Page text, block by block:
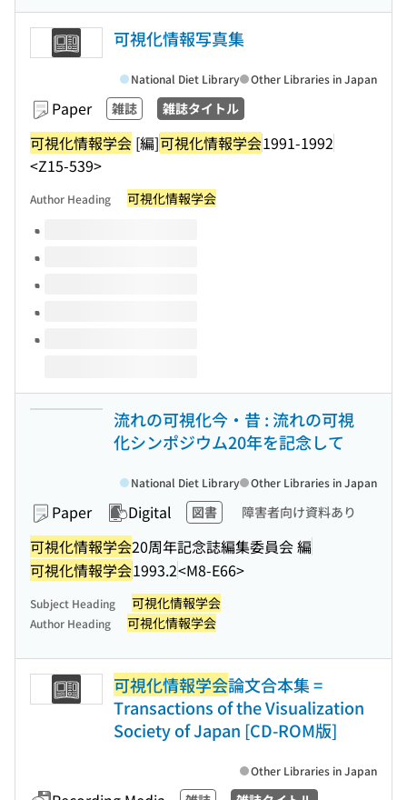
可視化情報写真集
Paper 雑誌 雑誌タイトル
可視化情報学会 [編]可視化情報学会1991-1992
<Z15-539>
National Diet Library Other Libraries in Japan
Author Heading 可視化情報学会
Volumes of this title
流れの可視化今・昔 : 流れの可視
化シンポジウム20年を記念して
Paper Digital 図書 障害者向け資料あり
可視化情報学会20周年記念誌編集委員会 編
可視化情報学会1993.2<M8-E66>
National Diet Library Other Libraries in Japan
Subject Heading 可視化情報学会
Author Heading 可視化情報学会
可視化情報学会論文合本集 =
Transactions of the Visualization
Society of Japan [CD-ROM版]
Other Libraries in Japan